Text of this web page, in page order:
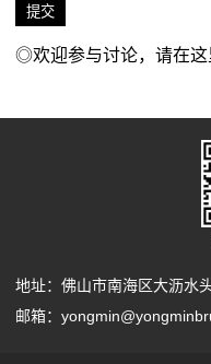
◎欢迎参与讨论，请在这
地址：佛山市南海区大沥水
邮箱：